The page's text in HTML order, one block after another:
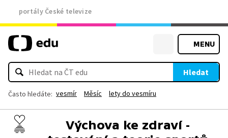
portály České televize
MENU
Hledat
Často hledáte: vesmír Měsíc lety do vesmíru
Výchova ke zdraví -